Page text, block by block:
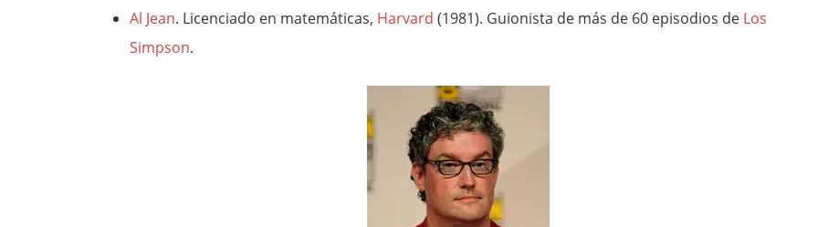
Al Jean. Licenciado en matemáticas, Harvard (1981). Guionista de más de 60 episodios de Los
Simpson.